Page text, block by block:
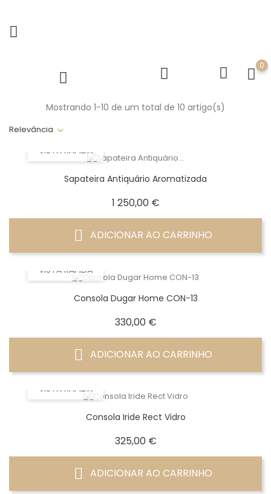
0
Relevância
Mostrando 1-10 de um total de 10 artigo(s)
VISTA RÁPIDA
Sapateira Antiquário Aromatizada
1 250,00 €Preço
ADICIONAR AO CARRINHO
VISTA RÁPIDA
Consola Dugar Home CON-13
330,00 €Preço
ADICIONAR AO CARRINHO
VISTA RÁPIDA
Consola Iride Rect Vidro
325,00 €Preço
ADICIONAR AO CARRINHO